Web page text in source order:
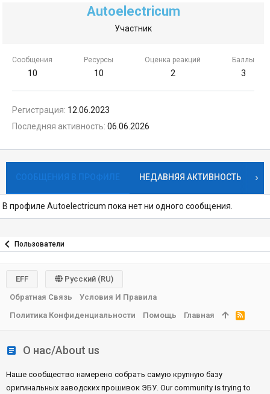
Autoelectricum
Участник
Сообщения
10
Ресурсы
10
Оценка реакций
2
Баллы
3
Регистрация 12.06.2023
Последняя активность 06.06.2026
СООБЩЕНИЯ В ПРОФИЛЕ НЕДАВНЯЯ АКТИВНОСТЬ
В профиле Autoelectricum пока нет ни одного сообщения.
Пользователи
О нас/About us
Наше сообщество намерено собрать самую крупную базу
оригинальных заводских прошивок ЭБУ. Our community is trying to
EFF
Русский (RU)
Обратная Связь
Условия И Правила
Политика Конфиденциальности
Помощь Главная
R
S